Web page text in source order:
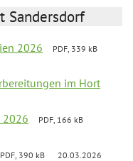
Sandersdorf
2026
PDF, 339 kB
im Hort
2026
PDF, 166 kB
PDF, 390 kB 20.03.2026